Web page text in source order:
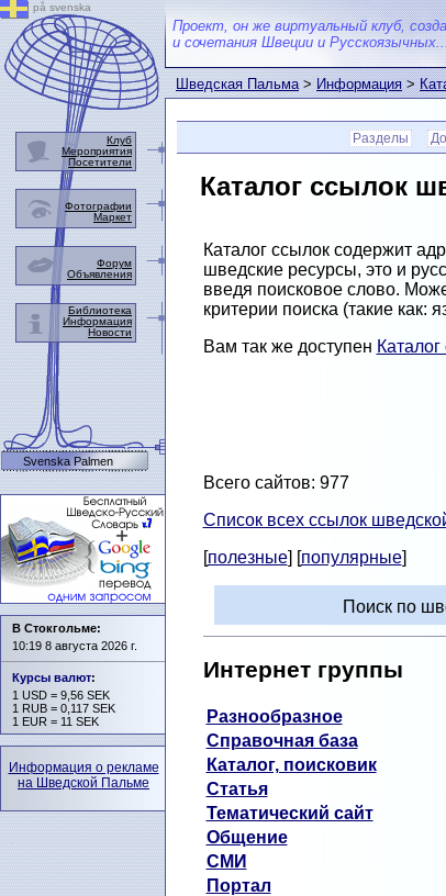
Проект, он же виртуальный клуб,
и сочетания Швеции и
Шведская Пальма>Информация>
Разделы
Каталог ссылок
Каталог ссылок содержит
шведские ресурсы, это и
введя поисковое слово.
критерии поиска (такие как:
Вам так же доступен
Всего сайтов: 977
Список всех ссылок
[полезные] [популярные]
Поиск по
Интернет группы
Разнообразное
Справочная база
Каталог, поисковик
Статья
Тематический сайт
Общение
СМИ
Портал
på svenska
Клуб
Мероприятия
Посетители
Фотографии
Маркет
Форум
Объявления
Библиотека
Информация
Новости
Svenska Palmen
В Стокгольме:
10:19 8 августа 2026 г.
Курсы валют:
1 USD = 9,56 SEK
1 RUB = 0,117 SEK
1 EUR = 11 SEK
Информация о рекламе
на Шведской Пальме